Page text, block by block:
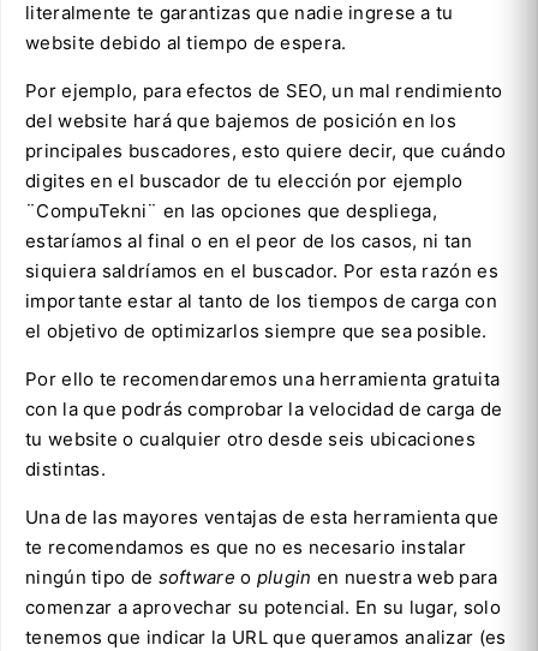
literalmente te garantizas que nadie ingrese a tu
website debido al tiempo de espera.
Por ejemplo, para efectos de SEO, un mal rendimiento
del website hará que bajemos de posición en los
principales buscadores, esto quiere decir, que cuándo
digites en el buscador de tu elección por ejemplo
¨CompuTekni¨ en las opciones que despliega,
estaríamos al final o en el peor de los casos, ni tan
siquiera saldríamos en el buscador. Por esta razón es
importante estar al tanto de los tiempos de carga con
el objetivo de optimizarlos siempre que sea posible.
Por ello te recomendaremos una herramienta gratuita
con la que podrás comprobar la velocidad de carga de
tu website o cualquier otro desde seis ubicaciones
distintas.
Una de las mayores ventajas de esta herramienta que
te recomendamos es que no es necesario instalar
ningún tipo de software o plugin en nuestra web para
comenzar a aprovechar su potencial. En su lugar, solo
tenemos que indicar la URL que queramos analizar (es